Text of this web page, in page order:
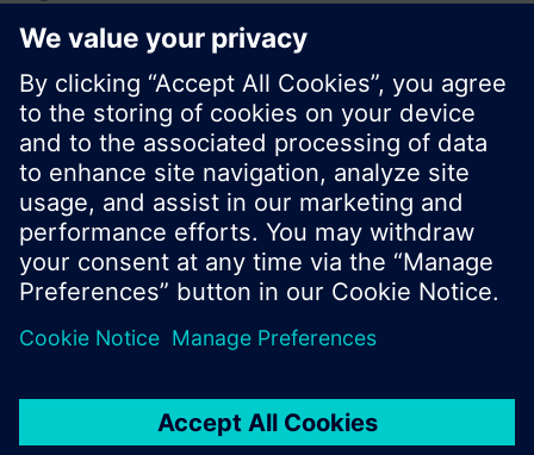
© Siemens AB, Building Technologies Division,
CPS - 2017
Produktportfölj och priser kan variera mellan
Användarvillkor